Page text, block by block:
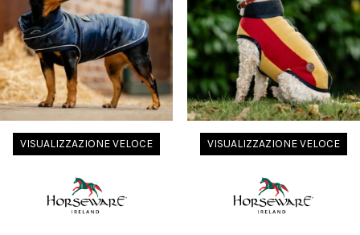
VISUALIZZAZIONE VELOCE VISUALIZZAZIONE VELOCE